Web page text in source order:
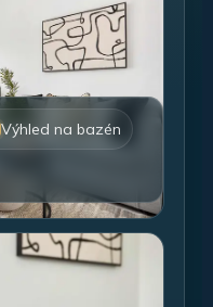
Výhled na bazén